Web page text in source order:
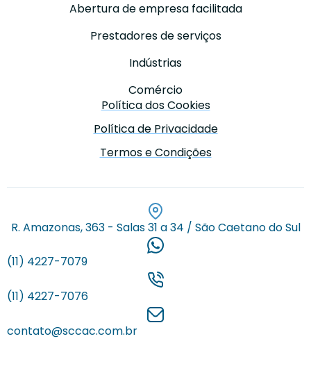
Abertura de empresa facilitada
Prestadores de serviços
Indústrias
Comércio
Política dos Cookies
Política de Privacidade
Termos e Condições
R. Amazonas, 363 - Salas 31 a 34 / São Caetano do Sul
(11) 4227-7079
(11) 4227-7076
contato@sccac.com.br